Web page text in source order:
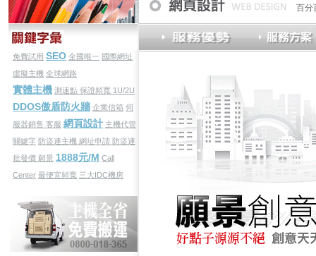
百分
免費試用 SEO 全國唯一 國際網址
虛擬主機 全球網路
實體主機 測速點 保證頻寬 1U/2U
DDOS傲盾防火牆 企業信箱 伺
服器銷售 客服 網頁設計 主機代管
關鍵字 防盜連主機 網址申請 防盜連
批發價 願景 1888元/M Call
Center 最便宜頻寬 三大IDC機房